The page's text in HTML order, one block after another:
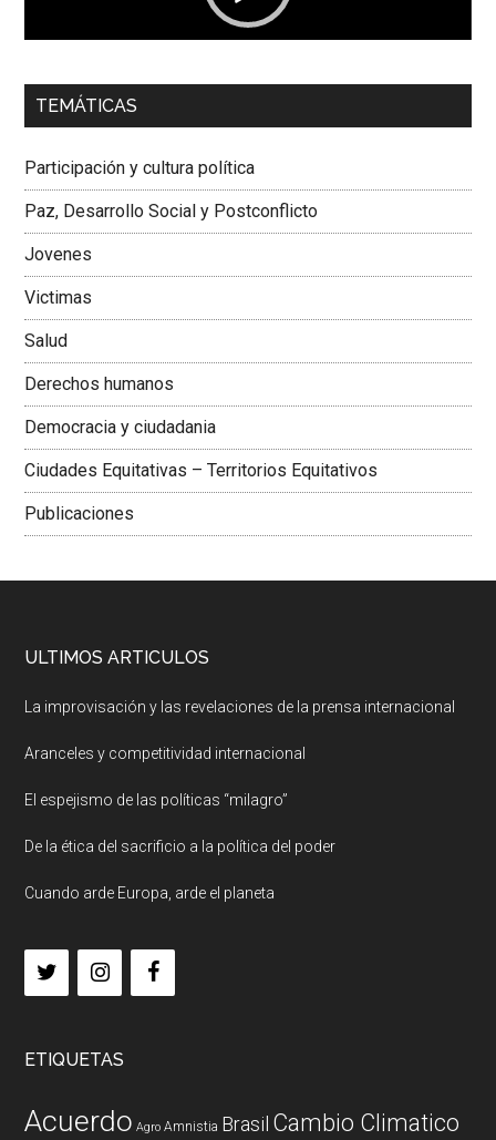
00:00 01:04
Dra. Carolina Corcho Mejía,Presidenta Corporación
Colombiana
TEMÁTICAS
Participación y cultura política
Paz, Desarrollo Social y Postconflicto
Jovenes
Victimas
Salud
Derechos humanos
Democracia y ciudadania
Ciudades Equitativas – Territorios Equitativos
Publicaciones
ULTIMOS ARTICULOS
La improvisación y las revelaciones de la prensa internacional
Aranceles y competitividad internacional
El espejismo de las políticas “milagro”
De la ética del sacrificio a la política del poder
Cuando arde Europa, arde el planeta
ETIQUETAS
Acuerdo Agro Amnistia Brasil Cambio Climatico